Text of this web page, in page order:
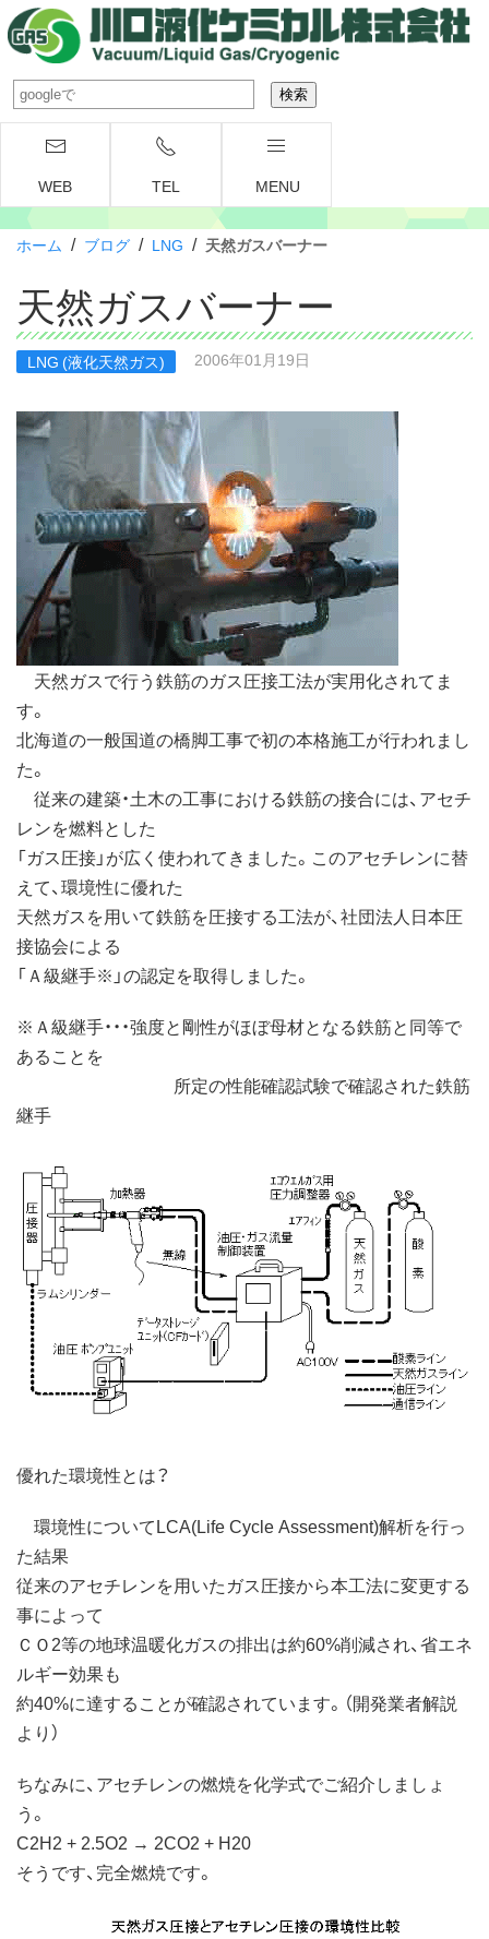
WEB TEL MENU
ホーム / ブログ / LNG / 天然ガスバーナー
天然ガスバーナー
LNG (液化天然ガス) 2006年01月19日
天然ガスで行う鉄筋のガス圧接工法が実用化されてま
す。
北海道の一般国道の橋脚工事で初の本格施工が行われまし
た。
従来の建築・土木の工事における鉄筋の接合には、アセチ
レンを燃料とした
「ガス圧接」が広く使われてきました。このアセチレンに替
えて、環境性に優れた
天然ガスを用いて鉄筋を圧接する工法が、社団法人日本圧
接協会による
「Ａ級継手※」の認定を取得しました。
※Ａ級継手・・・強度と剛性がほぼ母材となる鉄筋と同等で
あることを
所定の性能確認試験で確認された鉄筋
継手
優れた環境性とは？
環境性についてLCA(Life Cycle Assessment)解析を行っ
た結果
従来のアセチレンを用いたガス圧接から本工法に変更する
事によって
ＣＯ2等の地球温暖化ガスの排出は約60%削減され、省エネ
ルギー効果も
約40%に達することが確認されています。（開発業者解説
より）
ちなみに、アセチレンの燃焼を化学式でご紹介しましょ
う。
C2H2 + 2.5O2 → 2CO2 + H20
そうです、完全燃焼です。